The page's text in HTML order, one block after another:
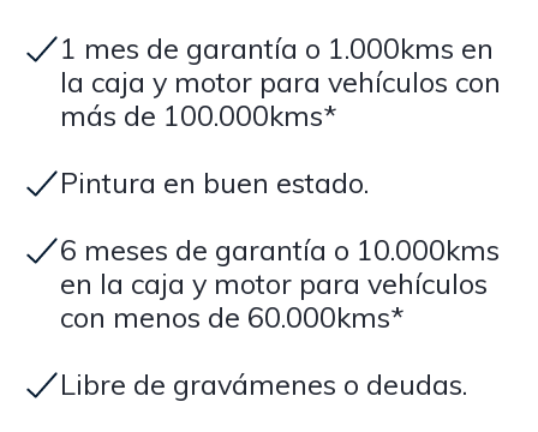
1 mes de garantía o 1.000kms en
la caja y motor para vehículos con
más de 100.000kms*
Pintura en buen estado.
6 meses de garantía o 10.000kms
en la caja y motor para vehículos
con menos de 60.000kms*
Libre de gravámenes o deudas.